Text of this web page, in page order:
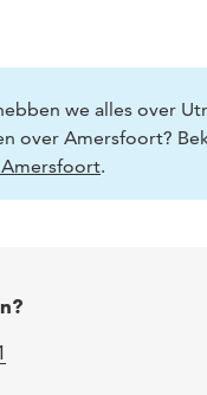
we alles over
over Amersfoort?
.